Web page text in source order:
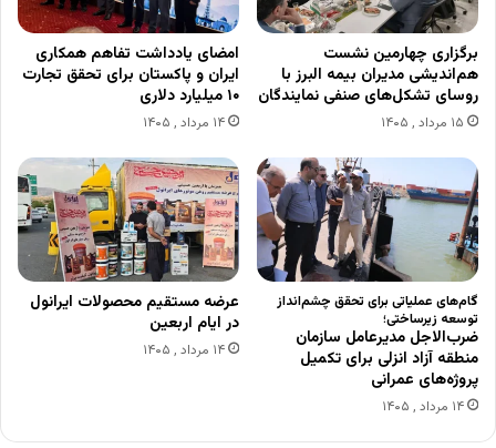
برگزاری چهارمین نشست
هم‌اندیشی مدیران بیمه البرز با
روسای تشکل‌های صنفی نمایندگان
۱۵ مرداد , ۱۴۰۵
امضای یادداشت تفاهم همکاری
ایران و پاکستان برای تحقق تجارت
۱۰ میلیارد دلاری
۱۴ مرداد , ۱۴۰۵
گام‌های عملیاتی برای تحقق چشم‌انداز
توسعه زیرساختی؛
ضرب‌الاجل مدیرعامل سازمان
منطقه آزاد انزلی برای تکمیل
پروژه‌های عمرانی
۱۴ مرداد , ۱۴۰۵
عرضه مستقیم محصولات ایرانول
در ایام اربعین
۱۴ مرداد , ۱۴۰۵